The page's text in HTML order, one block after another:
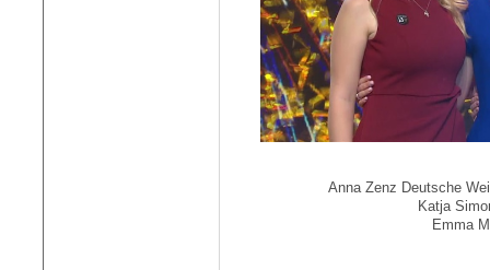
Anna Zenz Deutsche
Katja
Emma